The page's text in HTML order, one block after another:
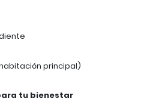
principal)
tu bienestar